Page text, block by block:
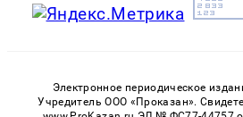
Электронное периодическое
Учредитель ООО «Проказан».